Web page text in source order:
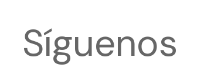
Síguenos